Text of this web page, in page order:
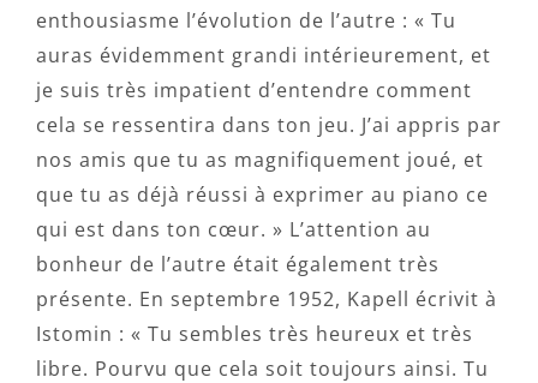
enthousiasme l’évolution de l’autre : « Tu
auras évidemment grandi intérieurement, et
je suis très impatient d’entendre comment
cela se ressentira dans ton jeu. J’ai appris par
nos amis que tu as magnifiquement joué, et
que tu as déjà réussi à exprimer au piano ce
qui est dans ton cœur. » L’attention au
bonheur de l’autre était également très
présente. En septembre 1952, Kapell écrivit à
Istomin : « Tu sembles très heureux et très
libre. Pourvu que cela soit toujours ainsi. Tu